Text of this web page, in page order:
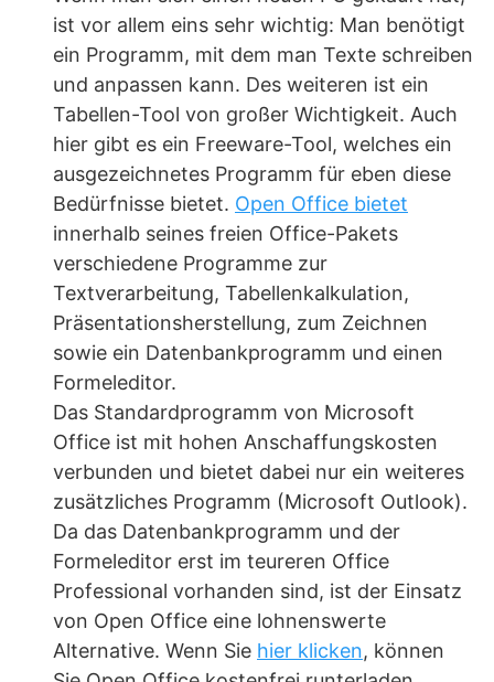
ist vor allem eins sehr wichtig: Man benötigt
ein Programm, mit dem man Texte schreiben
und anpassen kann. Des weiteren ist ein
Tabellen-Tool von großer Wichtigkeit. Auch
hier gibt es ein Freeware-Tool, welches ein
ausgezeichnetes Programm für eben diese
Bedürfnisse bietet. Open Office bietet
innerhalb seines freien Office-Pakets
verschiedene Programme zur
Textverarbeitung, Tabellenkalkulation,
Präsentationsherstellung, zum Zeichnen
sowie ein Datenbankprogramm und einen
Formeleditor.
Das Standardprogramm von Microsoft
Office ist mit hohen Anschaffungskosten
verbunden und bietet dabei nur ein weiteres
zusätzliches Programm (Microsoft Outlook).
Da das Datenbankprogramm und der
Formeleditor erst im teureren Office
Professional vorhanden sind, ist der Einsatz
von Open Office eine lohnenswerte
Alternative. Wenn Sie hier klicken, können